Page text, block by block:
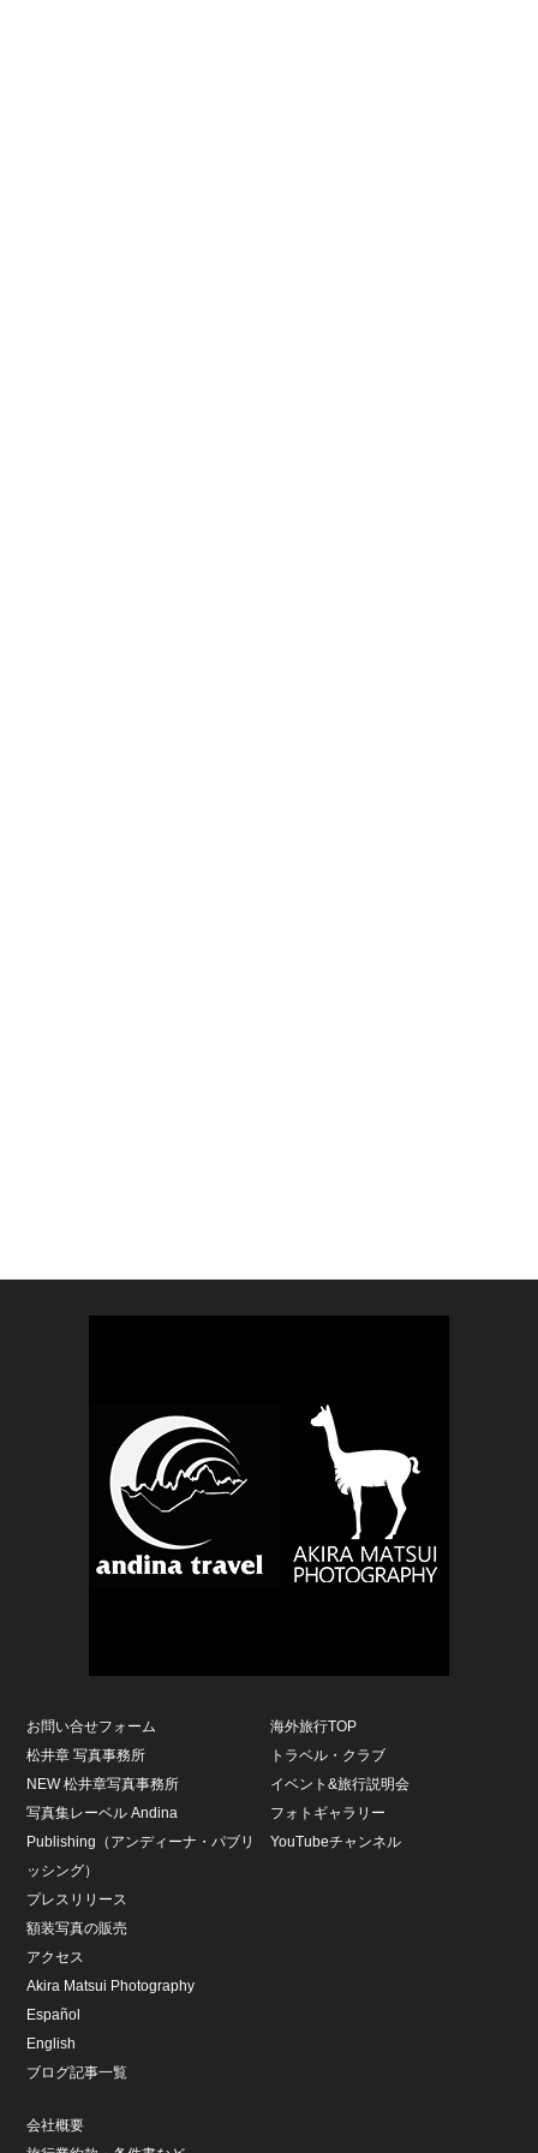
お問い合せフォーム
松井章 写真事務所
NEW 松井章写真事務所
写真集レーベル Andina
Publishing（アンディーナ・パブリ
ッシング）
プレスリリース
額装写真の販売
アクセス
Akira Matsui Photography
Español
English
ブログ記事一覧
海外旅行TOP
トラベル・クラブ
イベント&旅行説明会
フォトギャラリー
YouTubeチャンネル
会社概要